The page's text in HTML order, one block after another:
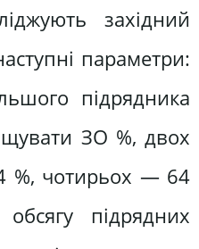
західний
параметри:
підрядника
ЗО %, двох
чотирьох — 64
підрядних